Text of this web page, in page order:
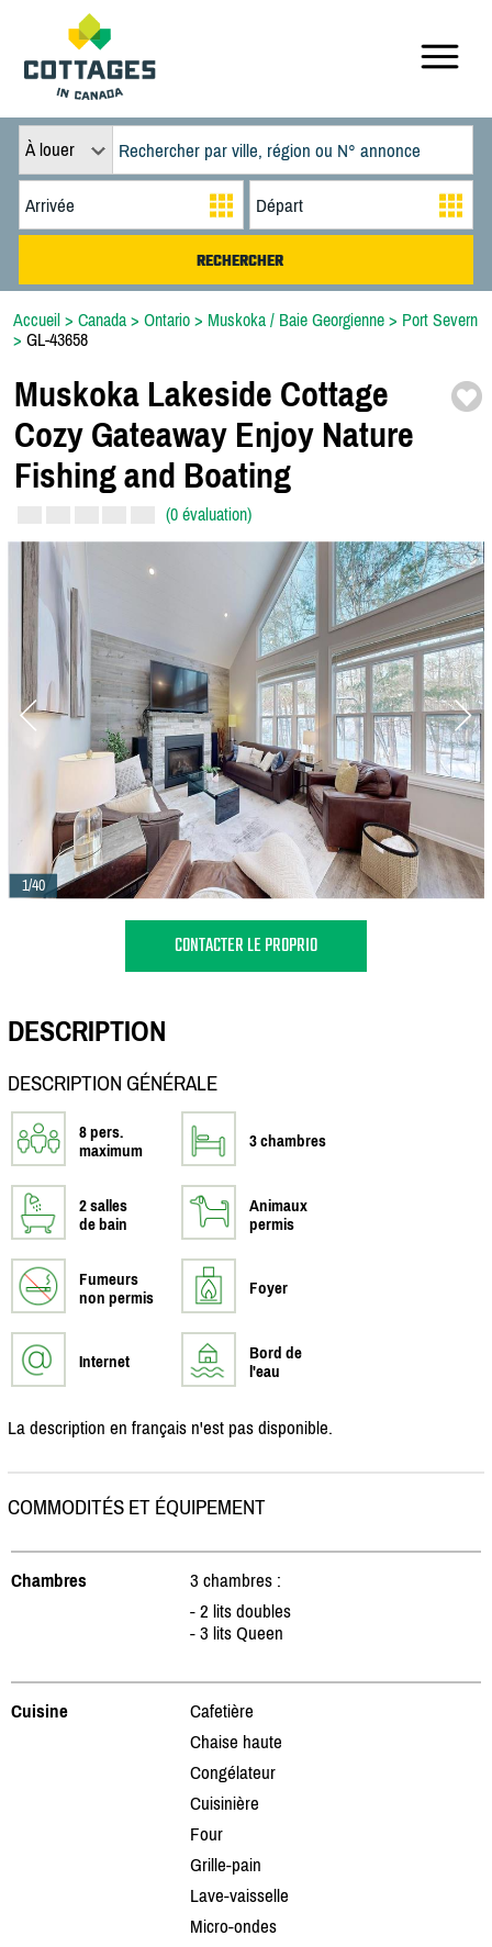
À louer
Accueil > Canada > Ontario > Muskoka / Baie Georgienne > Port Severn
> GL-43658
Muskoka Lakeside Cottage
Cozy Gateaway Enjoy Nature
Fishing and Boating
(0 évaluation)
1/40
CONTACTER LE PROPRIO
DESCRIPTION
DESCRIPTION GÉNÉRALE
8 pers.
maximum
3 chambres
2 salles
de bain
Animaux
permis
Fumeurs
non permis
Foyer
Internet
Bord de
l'eau
La description en français n'est pas disponible.
COMMODITÉS ET ÉQUIPEMENT
Chambres
3 chambres :
- 2 lits doubles
- 3 lits Queen
Cuisine
Cafetière
Chaise haute
Congélateur
Cuisinière
Four
Grille-pain
Lave-vaisselle
Micro-ondes